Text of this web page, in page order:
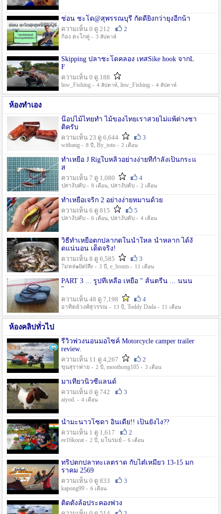
ช่อน ชะโด@สุพรรณบุรี กัดดียิ่งกว่ายุงอีกน้า
ความเห็น 0 ดู 212
2
ก้อง ตะโกคู่ - 3 สัปดาห์
Skipping ปลาชะโดคลอง เทสSike hook จากL
F
ความเห็น 0 ดู 188
lnw_Fishing - 4 สัปดาห์, lnw_Fishing - 4 สัปดาห์
ห้องทำเอง
น๊อปไม้ไทยทำ ไม้ของไทยเราสวยไม่แพ้ต่างชา
ติครับ
ความเห็น 23 ดู 6,644
3
witbang - 8 ปี , By_toto - 2 เดือน
ทำเหยื่อ J Rigใบหลิวอย่างง่ายที่กำลังเป็นกระแ
ส
ความเห็น 7 ดู 1,080
4
ปลางับคับ - 8 เดือน, ปลางับคับ - 2 เดือน
ทำเหยื่อเจริก 2 อย่างง่ายหมานด้วย
ความเห็น 6 ดู 815
5
ปลางับคับ - 6 เดือน, ปลางับคับ - 4 เดือน
วิธีทำเหยื่อตกปลากดในน้ำใหล น้ำหลาก ได้งั
ดแน่นอน เด็ดจริง!
ความเห็น 8 ดู 6,585
3
7ม่หล่๑llต่lลีe - 3 ปี , e_boum - 11 เดือน
PART 3 ... รูปที่เหลือ เหยื่อ " ส้นตรีน ... นนน
"
ความเห็น 48 ดู 7,198
4
อาทิตย์วงศ์สุวรรณ - 13 ปี , Toddy Dada - 11 เดือน
ห้องคลิปทั่วไป
รีวิวพ่วงนอนมอไซค์ Motorcycle camper trailer
review.
ความเห็น 11 ดู 4,267
2
ขุนสุราพ่าย - 2 ปี , moothong105 - 3 เดือน
มาเที่ยวนิวซีแลนด์
ความเห็น 0 ดู 742
3
aiyod. - 4 เดือน
น้ำมะนาวโซดา อินเดีย!! เป็นยังไง??
ความเห็น 1 ดู 1,617
2
ee16korat - 2 ปี , มโนรมย์ - 6 เดือน
ทริปตกปลาทะเลตราด กับไต๋เหมี่ยว 13-15 มก
ราคม 2569
ความเห็น 0 ดู 833
3
kapong99 - 6 เดือน
ติดตั้งล้อประคองพ่วง